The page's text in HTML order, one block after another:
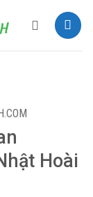
Hoài